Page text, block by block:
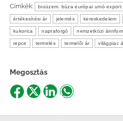
Címkék: bioüzem. búza európai unió
értékesítési ár jelentés kereskedelem
kukorica napraforgó nemzetközi
repce termelés termelői ár világpiac
Megosztás
ShareShareShareShare